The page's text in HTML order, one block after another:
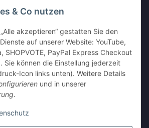
& Co nutzen
akzeptieren“ gestatten Sie den
auf unserer Website: YouTube,
SHOPVOTE, PayPal Express Checkout
Sie können die Einstellung jederzeit
Icon links unten). Weitere Details
und in unserer
.